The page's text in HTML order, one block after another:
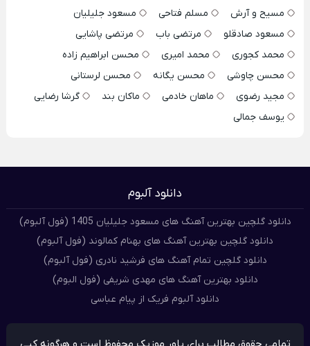
مسیح و آرش
مسلم فتاحی
مسعود جلیلیان
مسعود صادقلو
مرتضی باب
مرتضی پاشایی
محمد کجوری
محمد امیری
محسن ابراهیم زاده
محسن چاوشی
محسن یگانه
محسن لرستانی
مجید رضوی
ماهان خادمی ماکان بند
گرشا رضایی
یوسف جمالی
دانلود آلبوم
دانلود گلچین بهترین آهنگ های مسعود جلیلیان 1405 (فول آلبوم)
دانلود گلچین بهترین آهنگ های بهنام کمالوند (فول آلبوم)
دانلود گلچین تمام آهنگ های فرشید نادری (فول آلبوم)
دانلود بهترین آهنگ های مهدی شریفی (فول البوم)
دانلود آلبوم فریک از پیام عباسی